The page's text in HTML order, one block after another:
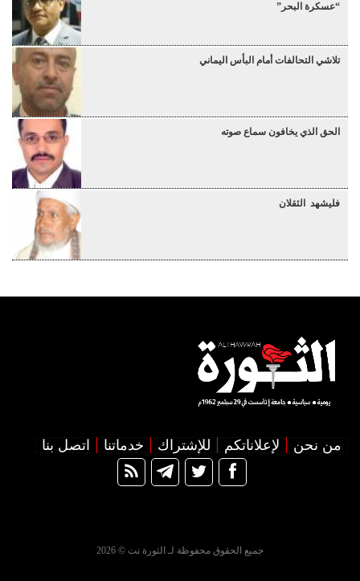
“عسكرة البحر”
تلاشي التحالفات أمام البأس اليماني
الحق الذي يخافون سماع صوته
فليشهد الثقلان
من نحن لإعلاناتكم للإشتراك خدماتنا اتصل بنا
جميع الحقوق محفوظة لـ الثورة نت © 2026